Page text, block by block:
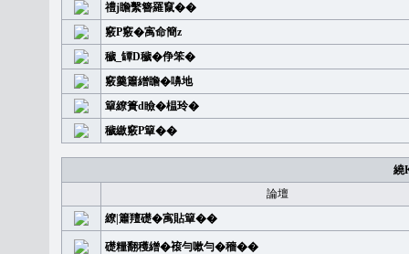
禮j瞻繫簪羅竄��
竅P竅�㝢命簡z
穢_罈D穢�鿇笨�
竅羹簫繒瞻�嚊地
簞繚簣d瞼�榅玲�
穢繳竅P簞��
繞
論壇
繚|簫羶礎�㝢貼簞��
礎糧翻穫繒�䙛勻嗽勻�穡��